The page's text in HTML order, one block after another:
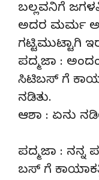
ಬಲ್ಲವನಿಗೆ
ಅದರ ಮರ್ಮ
ಗಟ್ಟಿಮುಟ್ಟಾಗಿ
ಪದ್ಮಜಾ :
ಸಿಟಿಬಸ್ ಗೆ
ನಡಿತು.
ಆಶಾ : ಏನು
ಪದ್ಮಜಾ : ನನ್ನ
ಬಸ್ ಗೆ